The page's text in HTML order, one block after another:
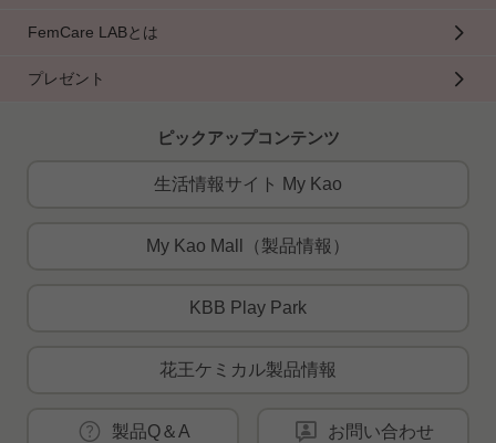
FemCare LABとは
プレゼント
ピックアップコンテンツ
生活情報サイト My Kao
My Kao Mall（製品情報）
KBB Play Park
花王ケミカル製品情報
製品Q＆A お問い合わせ